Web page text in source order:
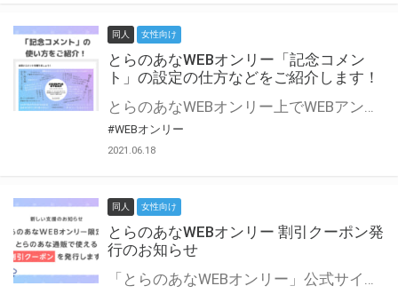
同人 女性向け
とらのあなWEBオンリー「記念コメン
ト」の設定の仕方などをご紹介します！
とらのあなWEBオンリー上でWEBアンソロジーが作成できる「記念コメント」について、その使い方や作成手順を解説します！ 支援タイプを「サークル参加型」「サークル参加型・マルシェ(イベント会場)機能付き」でお申し込みいただいている主催者様はぜひご活用ください♪ とらのあなWEBオンリーサイトはこちら
#WEBオンリー
2021.06.18
同人 女性向け
とらのあなWEBオンリー 割引クーポン発
行のお知らせ
「とらのあなWEBオンリー」公式サイトでとらのあな通販の「割引クーポン」を配布中！ イベントごとに開催当日限定で使える割引クーポンのシリアルコードを発行します。 とらのあなWEBオンリーのページをチェックして、イベント当日にお得にお買い物を楽しみましょう♪ ※本キャンペーンは予告なく終了する場合がございます。 とらのあなWEBオンリーサイトはこちら